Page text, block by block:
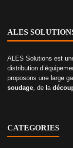
ALES
ALES Solutions est
distribution
proposons une large
soudage, de la
CATEGORIES